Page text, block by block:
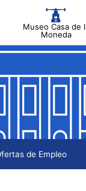
Museo Casa de
Moneda
de Empleo